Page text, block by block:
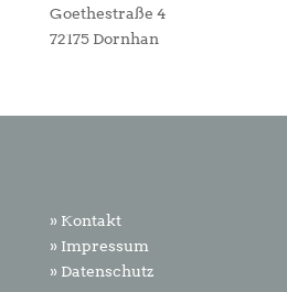
Goethestraße 4
72175 Dornhan
» Kontakt
» Impressum
» Datenschutz